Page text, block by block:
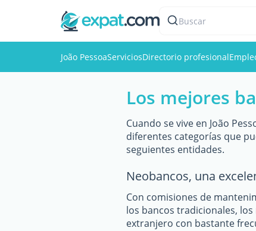
Buscar
João PessoaServiciosDirectorio profesional
Los mejores
Cuando se vive en João
diferentes categorías que
seguientes entidades.
Neobancos, una
Con comisiones de
los bancos tradicionales,
extranjero con bastante